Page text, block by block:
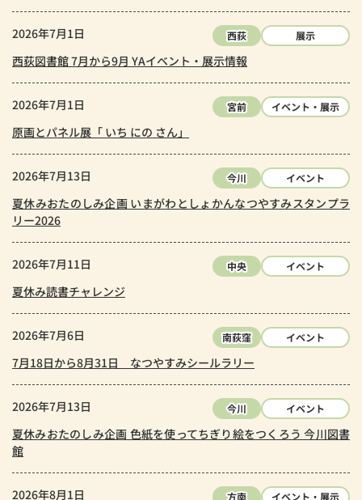
2026年7月1日 西荻 展示
西荻図書館 7月から9月 YAイベント・展示情報
2026年7月1日 宮前 イベント・展示
原画とパネル展「 いち にの さん」
2026年7月13日 今川 イベント
夏休みおたのしみ企画 いまがわとしょかんなつやすみスタンプラ
リー2026
2026年7月11日 中央 イベント
夏休み読書チャレンジ
2026年7月6日 南荻窪 イベント
7月18日から8月31日 なつやすみシールラリー
2026年7月13日 今川 イベント
夏休みおたのしみ企画 色紙を使ってちぎり絵をつくろう 今川図書
館
2026年8月1日 方南 イベント・展示